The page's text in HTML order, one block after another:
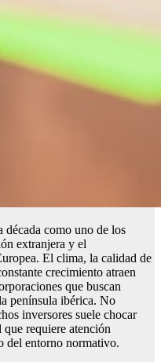
década como uno de los
extranjera y el
El clima, la calidad de
crecimiento atraen
que buscan
península ibérica. No
inversores suele chocar
requiere atención
del entorno normativo.